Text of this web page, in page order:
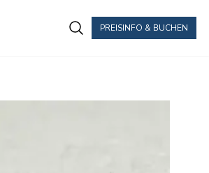
PREISINFO & BUCHEN